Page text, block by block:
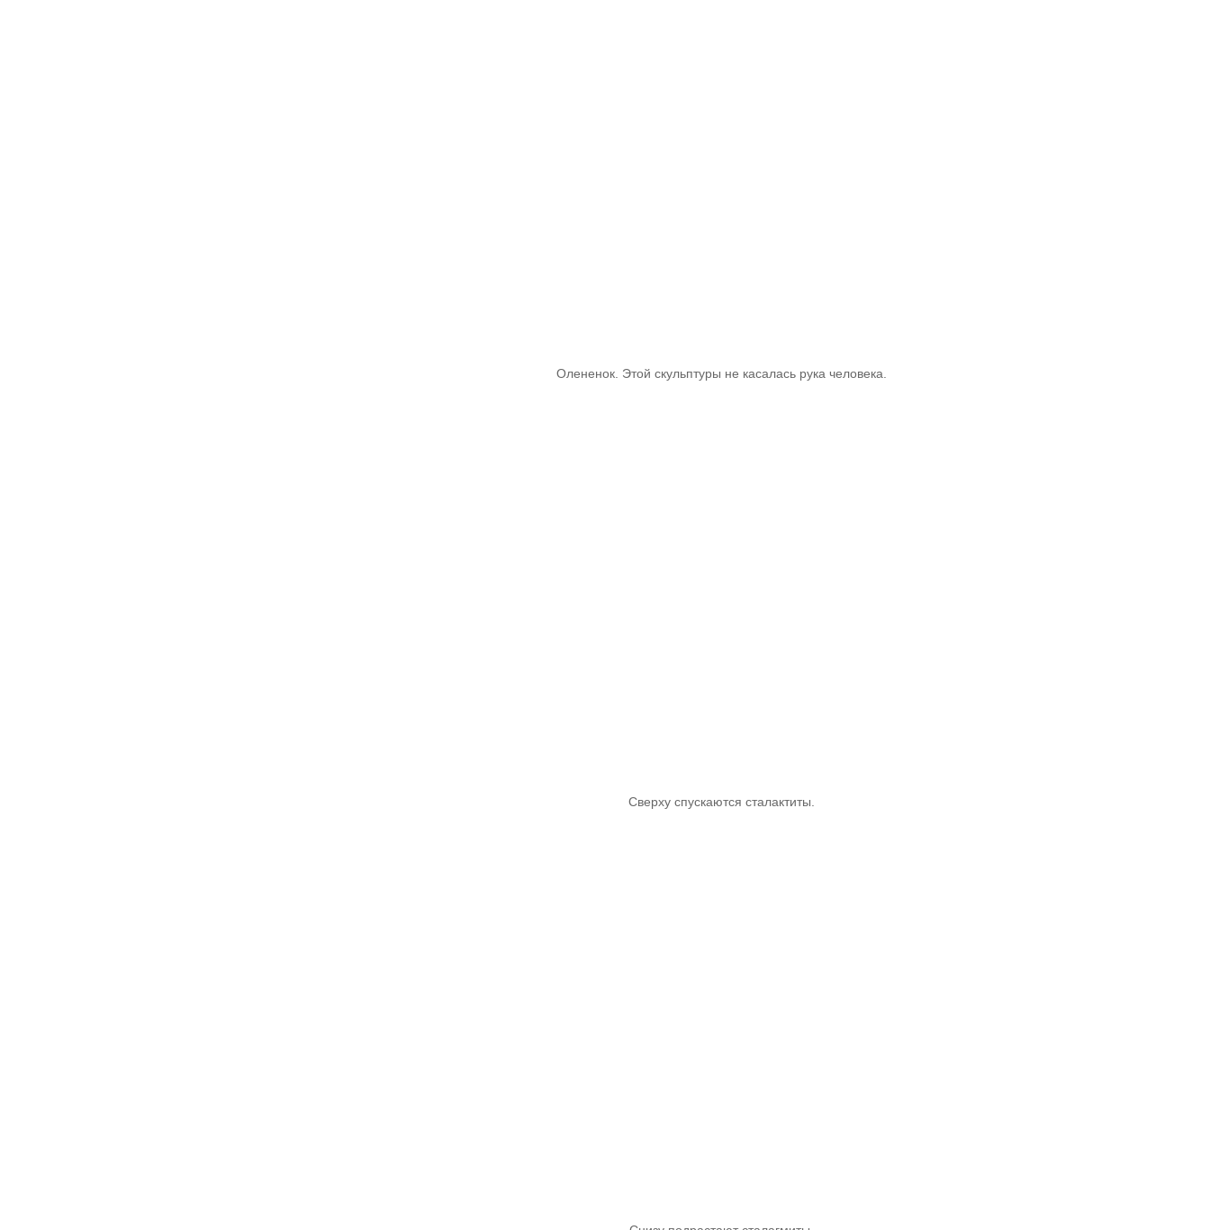
Олененок. Этой скульптуры не касалась рука человека.
Сверху спускаются сталактиты.